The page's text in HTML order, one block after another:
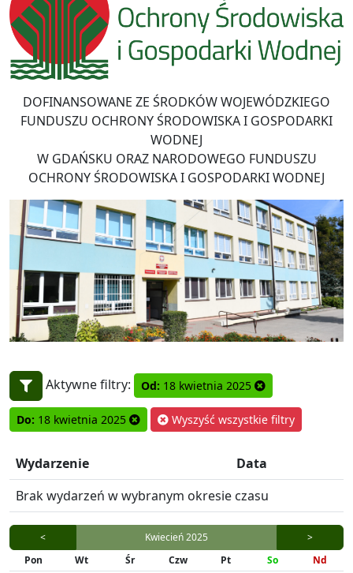
DOFINANSOWANE ZE ŚRODKÓW WOJEWÓDZKIEGO
FUNDUSZU OCHRONY ŚRODOWISKA I GOSPODARKI
WODNEJ
W GDAŃSKU ORAZ NARODOWEGO FUNDUSZU
OCHRONY ŚRODOWISKA I GOSPODARKI WODNEJ
Aktywne filtry: Od: 18 kwietnia 2025
Do: 18 kwietnia 2025 Wyszyść wszystkie filtry
Wydarzenie
Data
Brak wydarzeń w wybranym okresie czasu
< Kwiecień 2025
>
Pon
Wt Śr Czw Pt So
Nd